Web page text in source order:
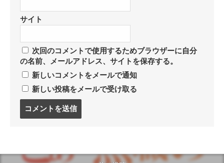
サイト
次回のコメントで使用するためブラウザーに自分
の名前、メールアドレス、サイトを保存する。
新しいコメントをメールで通知
新しい投稿をメールで受け取る
る